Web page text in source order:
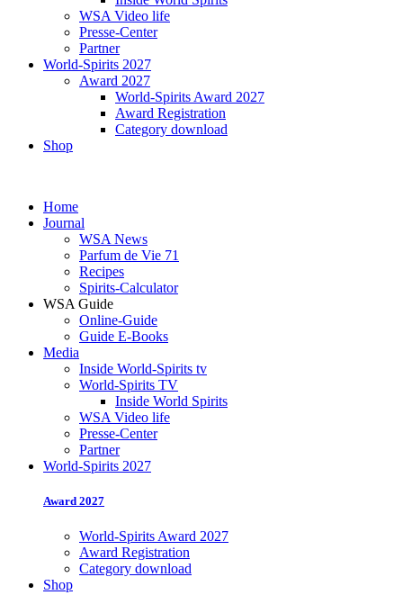
WSA Video life
Presse-Center
Partner
World-Spirits 2027
Award 2027
World-Spirits Award 2027
Award Registration
Category download
Shop
Home
Journal
WSA News
Parfum de Vie 71
Recipes
Spirits-Calculator
WSA Guide
Online-Guide
Guide E-Books
Media
Inside World-Spirits tv
World-Spirits TV
Inside World Spirits
WSA Video life
Presse-Center
Partner
World-Spirits 2027
Award 2027
World-Spirits Award 2027
Award Registration
Category download
Shop